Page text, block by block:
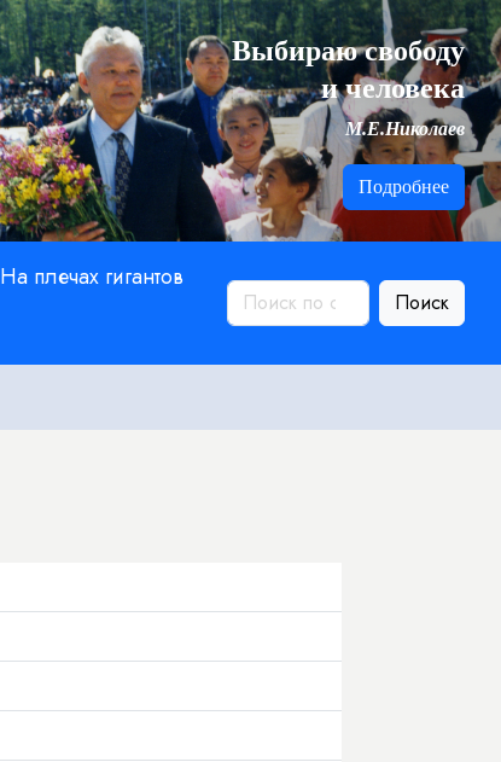
Выбираю свободу
и человека
М.Е.Николаев
Подробнее
На плечах гигантов
Поиск